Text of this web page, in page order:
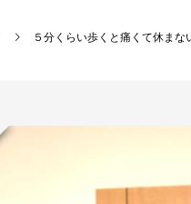
５分くらい歩くと痛くて休まな